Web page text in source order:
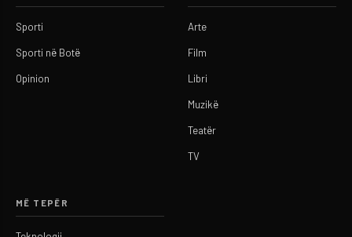
Sporti
Sporti në Botë
Opinion
Arte
Film
Libri
Muzikë
Teatër
TV
MË TEPËR